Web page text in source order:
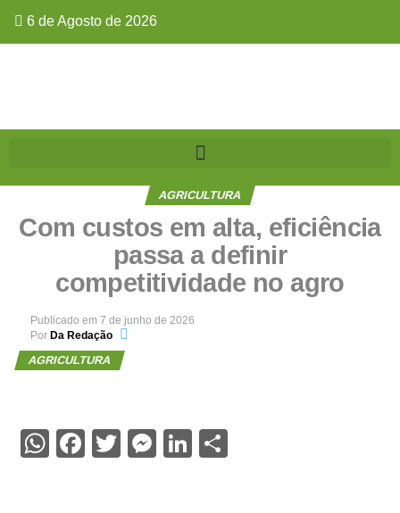
6 de Agosto de 2026
AGRICULTURA
Com custos em alta, eficiência
passa a definir
competitividade no agro
Publicado em 7 de junho de 2026
Por Da Redação
AGRICULTURA
WhatsApp
Facebook
Twitter
Messenger
LinkedIn
Share